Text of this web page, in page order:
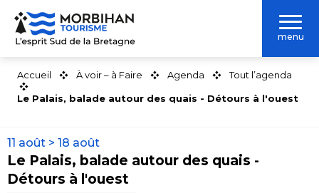
Aller
contenu
menu
Accueil À voir – à Faire Agenda Tout l’agenda
Le Palais, balade autour des quais - Détours à l'ouest
11 août > 18 août
Le Palais, balade autour des quais -
Détours à l'ouest